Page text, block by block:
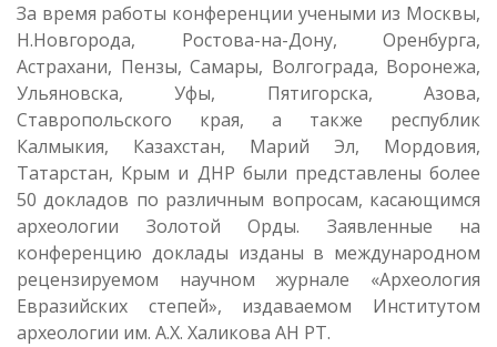
За время работы конференции учеными из Москвы,
Н.Новгорода, Ростова-на-Дону, Оренбурга,
Астрахани, Пензы, Самары, Волгограда, Воронежа,
Ульяновска, Уфы, Пятигорска, Азова,
Ставропольского края, а также республик
Калмыкия, Казахстан, Марий Эл, Мордовия,
Татарстан, Крым и ДНР были представлены более
50 докладов по различным вопросам, касающимся
археологии Золотой Орды. Заявленные на
конференцию доклады изданы в международном
рецензируемом научном журнале «Археология
Евразийских степей», издаваемом Институтом
археологии им. А.Х. Халикова АН РТ.